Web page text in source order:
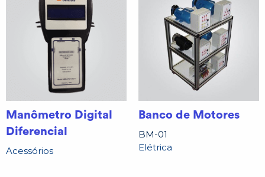
Manômetro Digital
Diferencial
Acessórios
Banco de Motores
BM-01
Elétrica